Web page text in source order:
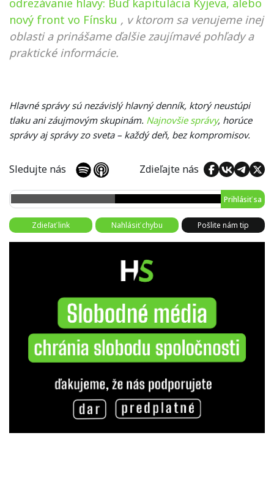
nový front vo Fínsku , v ktorom sa venujeme inej
oblasti a prinášame ďalšie zaujímavé pohľady a
praktické informácie.
Hlavné správy sú nezávislý hlavný denník, ktorý neustúpi
tlaku ani záujmovým skupinám. Najnovšie správy, horúce
správy aj správy zo sveta – každý deň, bez kompromisov.
Sledujte nás Zdieľajte nás
Prihlásiť sa
Zdieľať link Nahlásiť chybu Pošlite nám tip